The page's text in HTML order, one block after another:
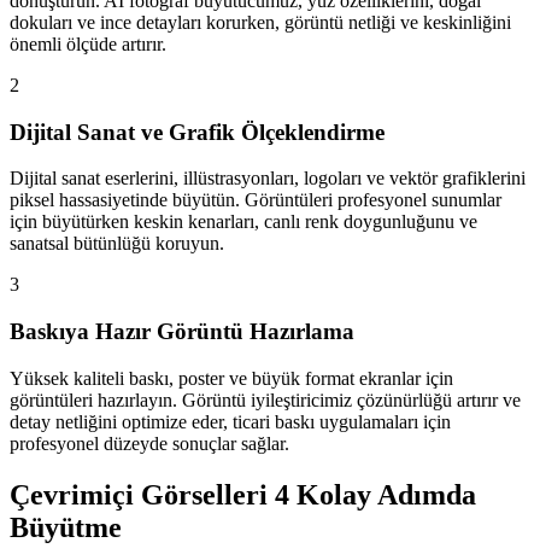
dokuları ve ince detayları korurken, görüntü netliği ve keskinliğini
önemli ölçüde artırır.
2
Dijital Sanat ve Grafik Ölçeklendirme
Dijital sanat eserlerini, illüstrasyonları, logoları ve vektör grafiklerini
piksel hassasiyetinde büyütün. Görüntüleri profesyonel sunumlar
için büyütürken keskin kenarları, canlı renk doygunluğunu ve
sanatsal bütünlüğü koruyun.
3
Baskıya Hazır Görüntü Hazırlama
Yüksek kaliteli baskı, poster ve büyük format ekranlar için
görüntüleri hazırlayın. Görüntü iyileştiricimiz çözünürlüğü artırır ve
detay netliğini optimize eder, ticari baskı uygulamaları için
profesyonel düzeyde sonuçlar sağlar.
Çevrimiçi Görselleri 4 Kolay Adımda
Büyütme